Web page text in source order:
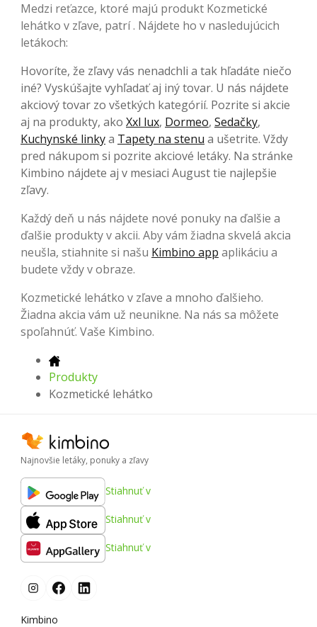
Medzi reťazce, ktoré majú produkt Kozmetické
lehátko v zľave, patrí . Nájdete ho v nasledujúcich
letákoch:
Hovoríte, že zľavy vás nenadchli a tak hľadáte niečo
iné? Vyskúšajte vyhľadať aj iný tovar. U nás nájdete
akciový tovar zo všetkých kategórií. Pozrite si akcie
aj na produkty, ako Xxl lux, Dormeo, Sedačky,
Kuchynské linkya Tapety na stenu a ušetrite. Vždy
pred nákupom si pozrite akciové letáky. Na stránke
Kimbino nájdete aj v mesiaci August tie najlepšie
zľavy.
Každý deň u nás nájdete nové ponuky na ďalšie a
ďalšie produkty v akcii. Aby vám žiadna skvelá akcia
neušla, stiahnite si našu Kimbino app aplikáciu a
budete vždy v obraze.
Kozmetické lehátko v zľave a mnoho ďalšieho.
Žiadna akcia vám už neunikne. Na nás sa môžete
spoľahnúť. Vaše Kimbino.
Produkty
Kozmetické lehátko
Najnovšie letáky, ponuky a zľavy
Stiahnuť v
Stiahnuť v
Stiahnuť v
Kimbino